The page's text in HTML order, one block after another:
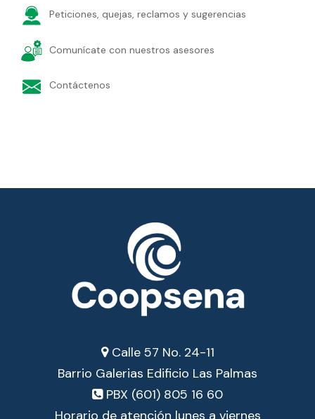
Peticiones, quejas, reclamos y sugerencias
Comunícate con nuestros asesores
Contáctenos
Calle 57 No. 24-11
Barrio Galerias Edificio Las Palmas
PBX (601) 805 16 60
Horario de atención lunes a viernes